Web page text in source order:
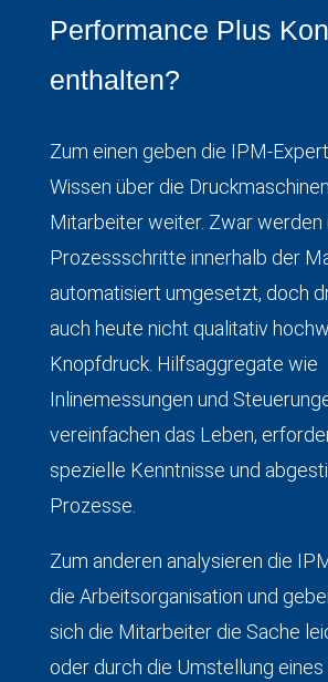
Performance Plus
enthalten?
Zum einen geben die IPM-
Wissen über die
Mitarbeiter weiter. Zwar werden
Prozessschritte innerhalb der
automatisiert umgesetzt, doch
auch heute nicht qualitativ
Knopfdruck. Hilfsaggregate wie
Inlinemessungen und
vereinfachen das Leben,
spezielle Kenntnisse und
Prozesse.
Zum anderen analysieren die
die Arbeitsorganisation und
sich die Mitarbeiter die Sache
oder durch die Umstellung